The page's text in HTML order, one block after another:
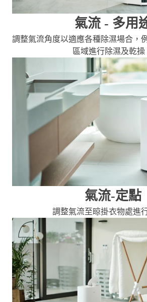
氣流 - 多用
調整氣流角度以適應各種除濕場合，
區域進行除濕及乾操
氣流-定點
調整氣流至晾掛衣物處進